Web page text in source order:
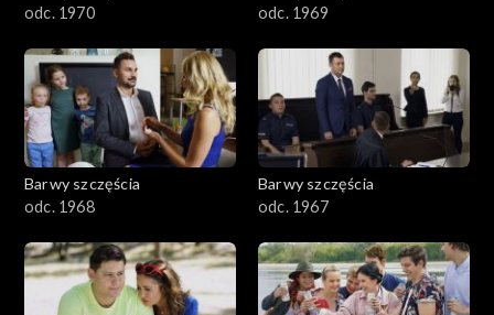
odc. 1970
odc. 1969
Barwy szczęścia
odc. 1968
Barwy szczęścia
odc. 1967